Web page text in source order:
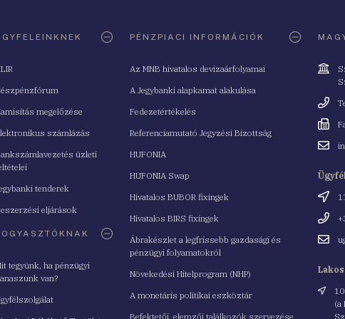
megelőzése
számlázás
üzleti
tenderek
eljárások
tegyünk, ha pénzügyi
van?
PÉNZPIACI INFORMÁCIÓK
Az MNB hivatalos devizaárfolyamai
A Jegybanki alapkamat alakulása
Fedezetértékelés
Referenciamutató Jegyzési Bizottság
HUFONIA
HUFONIA Swap
Hivatalos BUBOR fixingek
Hivatalos BIRS fixingek
Ábrakészlet a legfrissebb gazdasági és
pénzügyi folyamatokról
Növekedési Hitelprogram (NHP)
A monetáris politikai eszköztár
Befektetői, elemzői találkozók szervezése
Cím
Fax
Email
Cím
Email
Cím
(a